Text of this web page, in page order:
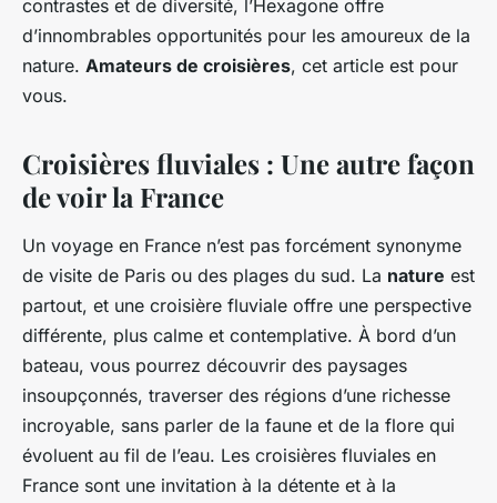
contrastes et de diversité, l’Hexagone offre
d’innombrables opportunités pour les amoureux de la
nature. Amateurs de croisières, cet article est pour
vous.
Croisières fluviales : Une autre façon
de voir la France
Un voyage en France n’est pas forcément synonyme
de visite de Paris ou des plages du sud. La nature est
partout, et une croisière fluviale offre une perspective
différente, plus calme et contemplative. À bord d’un
bateau, vous pourrez découvrir des paysages
insoupçonnés, traverser des régions d’une richesse
incroyable, sans parler de la faune et de la flore qui
évoluent au fil de l’eau. Les croisières fluviales en
France sont une invitation à la détente et à la